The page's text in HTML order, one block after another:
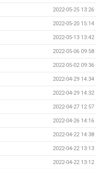
2022-05-25 13:26
2022-05-20 15:14
2022-05-13 13:42
2022-05-06 09:58
2022-05-02 09:36
2022-04-29 14:34
2022-04-29 14:32
2022-04-27 12:57
2022-04-26 14:16
2022-04-22 14:38
2022-04-22 13:13
2022-04-22 13:12